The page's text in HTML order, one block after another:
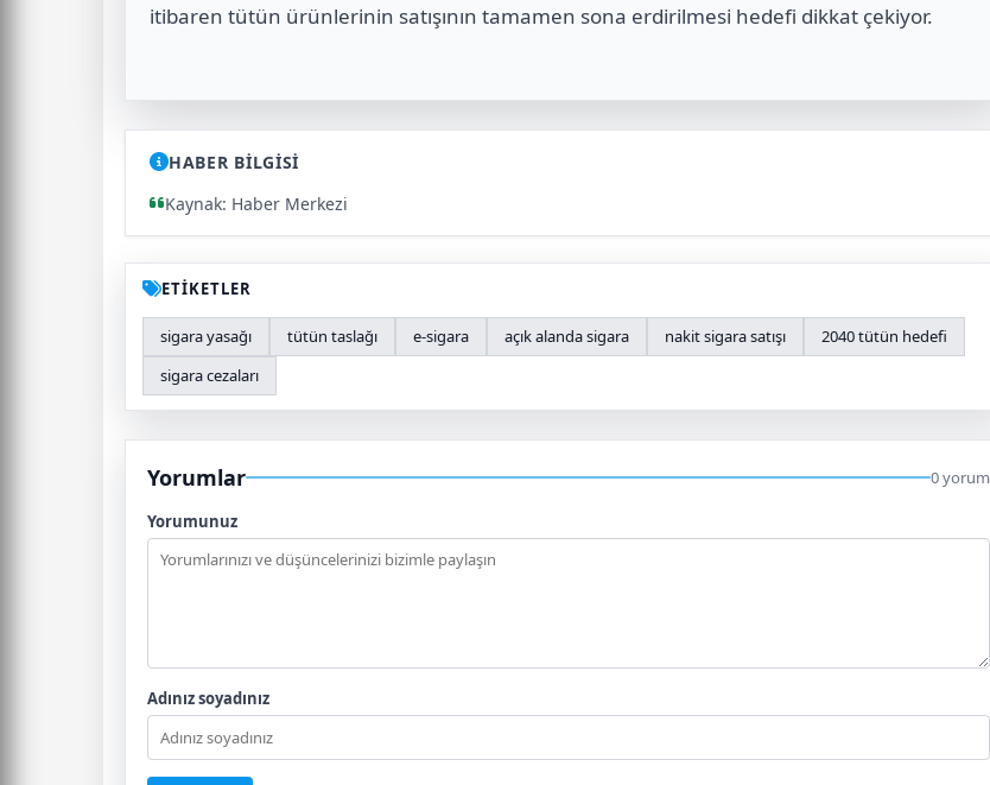
itibaren tütün ürünlerinin satışının tamamen sona erdirilmesi hedefi dikkat çekiyor.
HABER BİLGİSİ
Kaynak: Haber Merkezi
ETİKETLER
sigara yasağı tütün taslağı e-sigara açık alanda sigara nakit sigara satışı
2040 tütün hedefi
sigara cezaları
Yorumlar 0 yorum
Yorumunuz
Adınız soyadınız